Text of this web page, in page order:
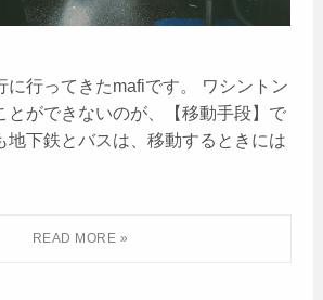
に行ってきたmafiです。 ワシントン
とができないのが、【移動手段】で
地下鉄とバスは、移動するときには